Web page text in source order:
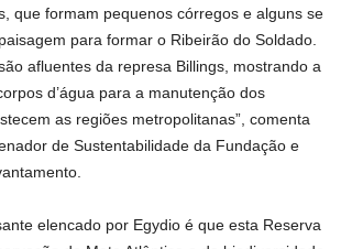
que formam pequenos córregos e alguns se
para formar o Ribeirão do Soldado.
afluentes da represa Billings, mostrando a
d’água para a manutenção dos
as regiões metropolitanas”, comenta
de Sustentabilidade da Fundação e
elencado por Egydio é que esta Reserva